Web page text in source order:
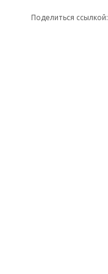
Поделиться ссылкой: